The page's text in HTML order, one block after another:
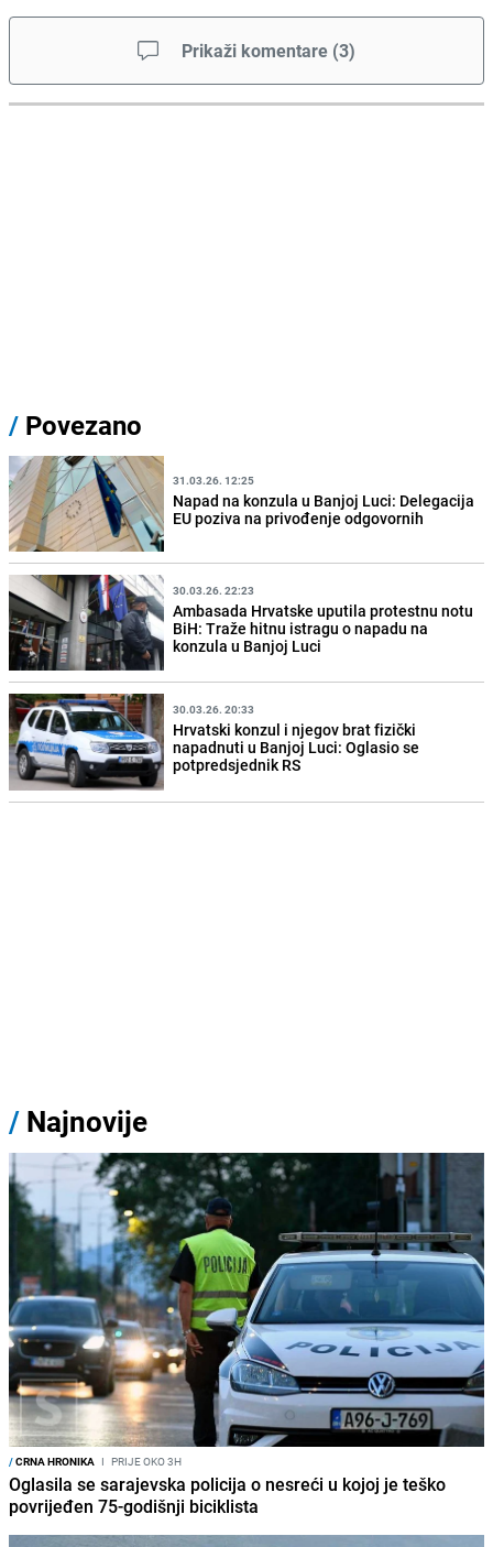
Prikaži komentare (3)
/ Povezano
31.03.26. 12:25
Napad na konzula u Banjoj Luci: Delegacija
EU poziva na privođenje odgovornih
30.03.26. 22:23
Ambasada Hrvatske uputila protestnu notu
BiH: Traže hitnu istragu o napadu na
konzula u Banjoj Luci
30.03.26. 20:33
Hrvatski konzul i njegov brat fizički
napadnuti u Banjoj Luci: Oglasio se
potpredsjednik RS
/ Najnovije
/CRNA HRONIKA I PRIJE OKO 3H
Oglasila se sarajevska policija o nesreći u kojoj je teško
povrijeđen 75-godišnji biciklista